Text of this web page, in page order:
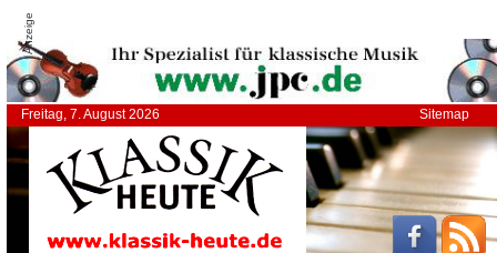
Anzeige
Freitag, 7. August 2026 Sitemap